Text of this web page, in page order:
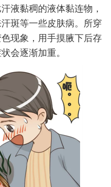
液黏稠的液体黏连物，
斑等一些皮肤病。所穿
现象，用手摸腋下后存
会逐渐加重。